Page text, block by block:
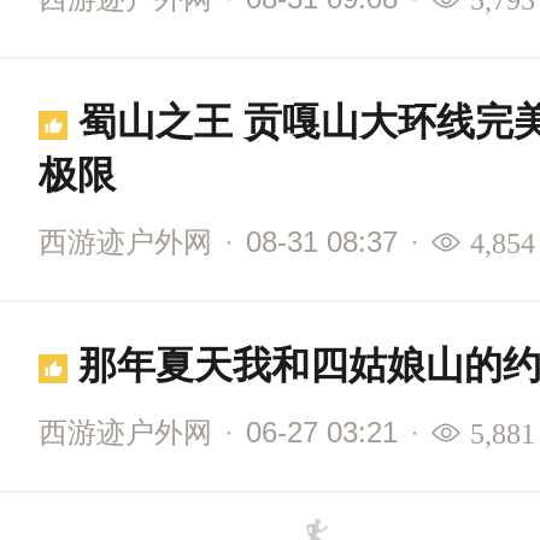
蜀山之王 贡嘎山大环线完
极限
西游迹户外网 · 08-31 08:37 · 4,854
那年夏天我和四姑娘山的
西游迹户外网 · 06-27 03:21 · 5,881